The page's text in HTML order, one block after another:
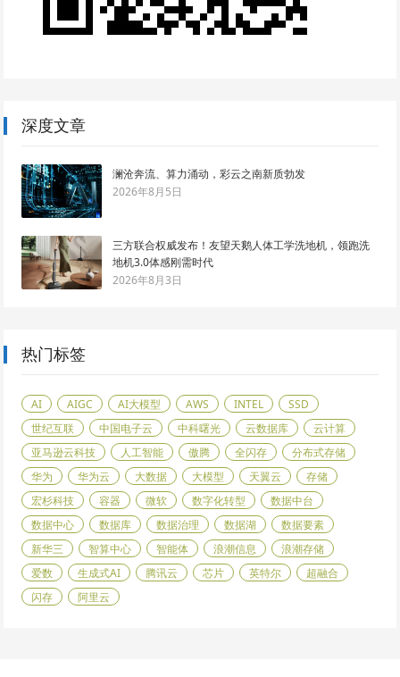
深度文章
澜沧奔流、算力涌动，彩云之南新质勃发
2026年8月5日
三方联合权威发布！友望天鹅人体工学洗地机，领跑洗
地机3.0体感刚需时代
2026年8月3日
热门标签
AI AIGC AI大模型 AWS INTEL
SSD
世纪互联
中国电子云 中科曙光 云数据库
云计算
亚马逊云科技
人工智能 傲腾 全闪存
分布式存储
华为
华为云 大数据 大模型 天翼云
存储
宏杉科技
容器 微软 数字化转型
数据中台
数据中心
数据库 数据治理 数据湖
数据要素
新华三
智算中心 智能体 浪潮信息
浪潮存储
爱数
生成式AI 腾讯云 芯片 英特尔
超融合
闪存
阿里云